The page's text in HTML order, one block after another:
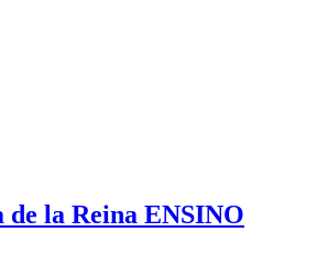
de la Reina ENSINO